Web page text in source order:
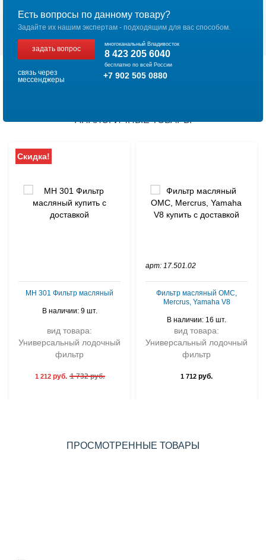
Есть вопросы по данному товару?
Задайте их нашим экспертам - подходящим для вас способом.
задать вопрос
многоканальный Владивосток
8 423 205 6040
бесплатно по всей России
связь через
мессенджеры
+7 902 505 0880
АНАЛОГИЧНЫЕ ТОВАРЫ
Скидка!
MH 301 Фильтр масляный
В наличии: 9 шт.
вид товара:
Универсальный лодочный
фильтр
1 212руб. 1 732 руб.
арт: 17.501.02
Фильтр масляный OMC,
Mercrus, Yamaha V8
В наличии: 16 шт.
вид товара:
Универсальный лодочный
фильтр
1 712 руб.
ПРОСМОТРЕННЫЕ ТОВАРЫ